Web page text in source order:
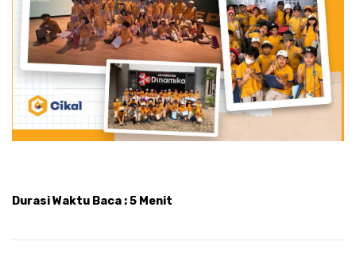
Durasi Waktu Baca : 5 Menit